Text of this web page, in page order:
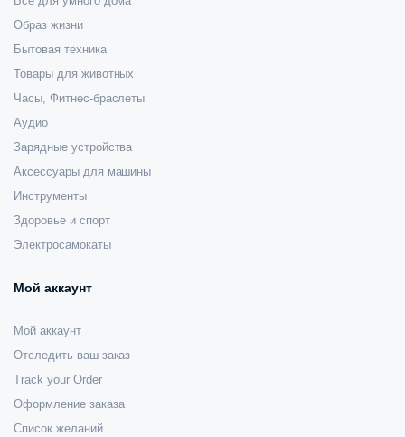
Образ жизни
Бытовая техника
Товары для животных
Часы, Фитнес-браслеты
Аудио
Зарядные устройства
Аксессуары для машины
Инструменты
Здоровье и спорт
Электросамокаты
Мой аккаунт
Мой аккаунт
Отследить ваш заказ
Track your Order
Оформление заказа
Список желаний